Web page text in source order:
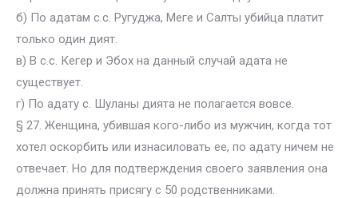
б) По адатам с.с. Ругуджа, Меге и Салты убийца платит
только один дият.
в) В с.с. Кегер и Эбох на данный случай адата не
существует.
г) По адату с. Шуланы дията не полагается вовсе.
§ 27. Женщина, убившая кого-либо из мужчин, когда тот
хотел оскорбить или изнасиловать ее, по адату ничем не
отвечает. Но для подтверждения своего заявления она
должна принять присягу с 50 родственниками.